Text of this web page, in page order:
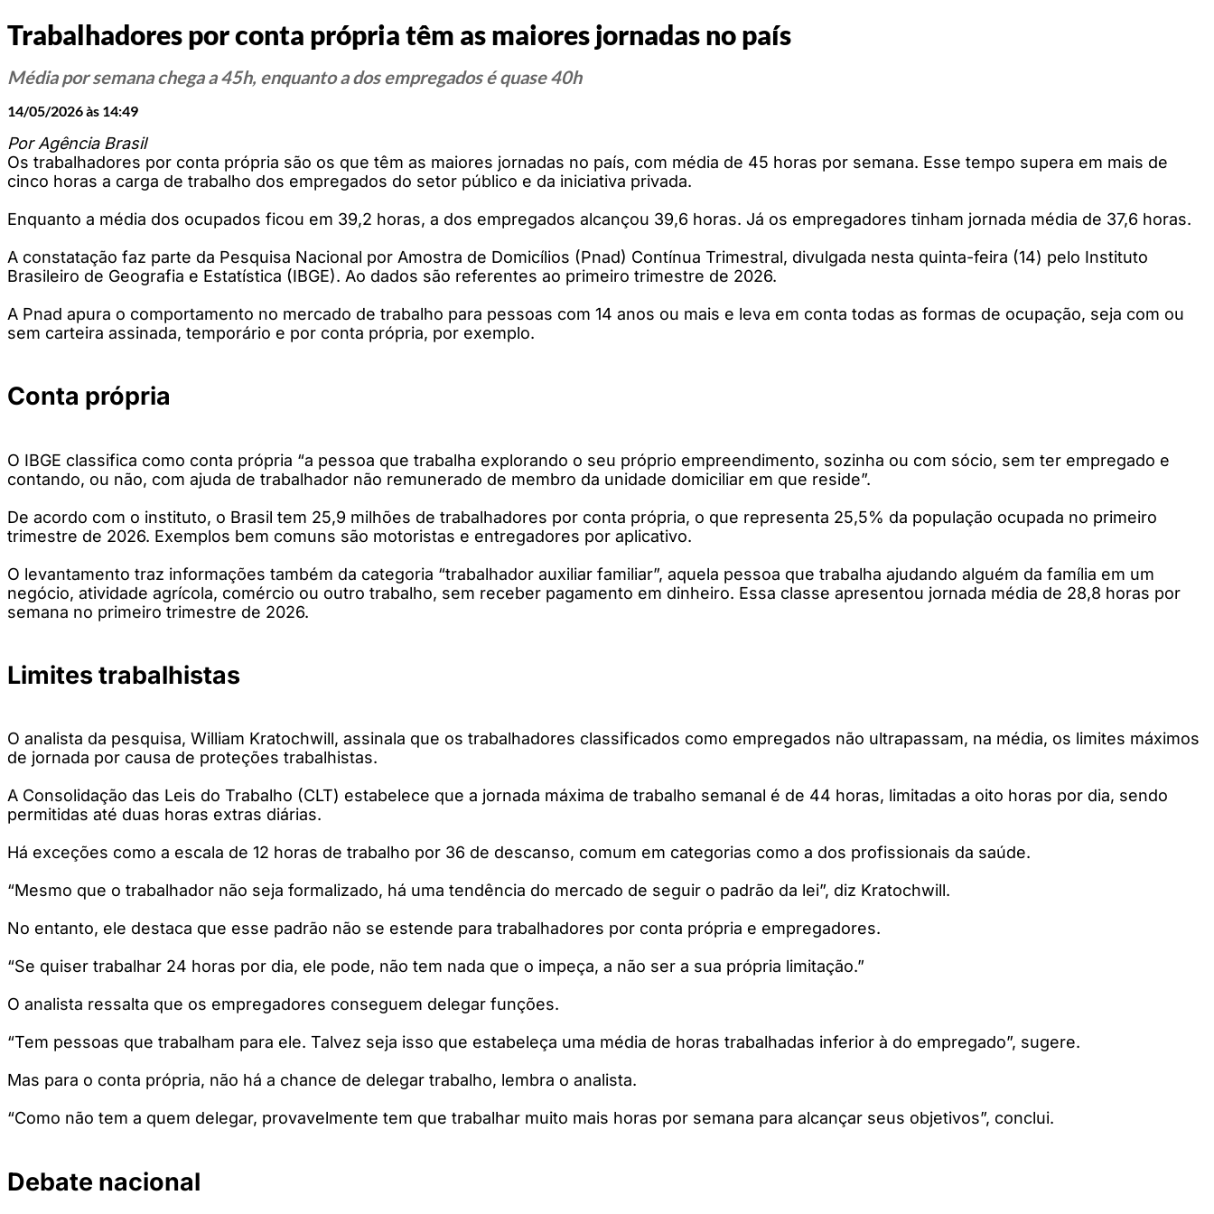
Trabalhadores por conta própria têm as maiores jornadas no país
Média por semana chega a 45h, enquanto a dos empregados é quase 40h
14/05/2026 às 14:49
Por Agência Brasil
Os trabalhadores por conta própria são os que têm as maiores jornadas no país, com média de 45 horas por semana. Esse tempo supera em mais de
cinco horas a carga de trabalho dos empregados do setor público e da iniciativa privada.
Enquanto a média dos ocupados ficou em 39,2 horas, a dos empregados alcançou 39,6 horas. Já os empregadores tinham jornada média de 37,6 horas.
A constatação faz parte da Pesquisa Nacional por Amostra de Domicílios (Pnad) Contínua Trimestral, divulgada nesta quinta-feira (14) pelo Instituto
Brasileiro de Geografia e Estatística (IBGE). Ao dados são referentes ao primeiro trimestre de 2026.
A Pnad apura o comportamento no mercado de trabalho para pessoas com 14 anos ou mais e leva em conta todas as formas de ocupação, seja com ou
sem carteira assinada, temporário e por conta própria, por exemplo.
Conta própria
O IBGE classifica como conta própria “a pessoa que trabalha explorando o seu próprio empreendimento, sozinha ou com sócio, sem ter empregado e
contando, ou não, com ajuda de trabalhador não remunerado de membro da unidade domiciliar em que reside”.
De acordo com o instituto, o Brasil tem 25,9 milhões de trabalhadores por conta própria, o que representa 25,5% da população ocupada no primeiro
trimestre de 2026. Exemplos bem comuns são motoristas e entregadores por aplicativo.
O levantamento traz informações também da categoria “trabalhador auxiliar familiar”, aquela pessoa que trabalha ajudando alguém da família em um
negócio, atividade agrícola, comércio ou outro trabalho, sem receber pagamento em dinheiro. Essa classe apresentou jornada média de 28,8 horas por
semana no primeiro trimestre de 2026.
Limites trabalhistas
O analista da pesquisa, William Kratochwill, assinala que os trabalhadores classificados como empregados não ultrapassam, na média, os limites máximos
de jornada por causa de proteções trabalhistas.
A Consolidação das Leis do Trabalho (CLT) estabelece que a jornada máxima de trabalho semanal é de 44 horas, limitadas a oito horas por dia, sendo
permitidas até duas horas extras diárias.
Há exceções como a escala de 12 horas de trabalho por 36 de descanso, comum em categorias como a dos profissionais da saúde.
“Mesmo que o trabalhador não seja formalizado, há uma tendência do mercado de seguir o padrão da lei”, diz Kratochwill.
No entanto, ele destaca que esse padrão não se estende para trabalhadores por conta própria e empregadores.
“Se quiser trabalhar 24 horas por dia, ele pode, não tem nada que o impeça, a não ser a sua própria limitação.”
O analista ressalta que os empregadores conseguem delegar funções.
“Tem pessoas que trabalham para ele. Talvez seja isso que estabeleça uma média de horas trabalhadas inferior à do empregado”, sugere.
Mas para o conta própria, não há a chance de delegar trabalho, lembra o analista.
“Como não tem a quem delegar, provavelmente tem que trabalhar muito mais horas por semana para alcançar seus objetivos”, conclui.
Debate nacional